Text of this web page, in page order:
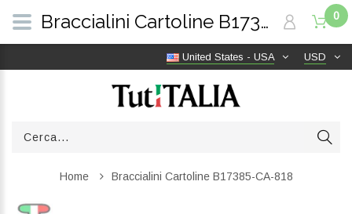
USD
United States - USA
0
Home Braccialini Cartoline B17385-CA-818
Braccialini Cartoline B17385-CA-818 | TutITALIA